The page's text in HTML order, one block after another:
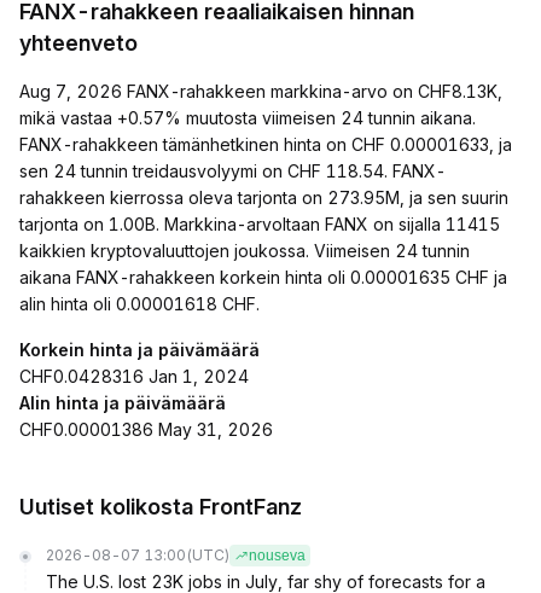
FANX-rahakkeen reaaliaikaisen hinnan
yhteenveto
Aug 7, 2026 FANX-rahakkeen markkina-arvo on CHF8.13K,
mikä vastaa +0.57% muutosta viimeisen 24 tunnin aikana.
FANX-rahakkeen tämänhetkinen hinta on CHF 0.00001633, ja
sen 24 tunnin treidausvolyymi on CHF 118.54. FANX-
rahakkeen kierrossa oleva tarjonta on 273.95M, ja sen suurin
tarjonta on 1.00B. Markkina-arvoltaan FANX on sijalla 11415
kaikkien kryptovaluuttojen joukossa. Viimeisen 24 tunnin
aikana FANX-rahakkeen korkein hinta oli 0.00001635 CHF ja
alin hinta oli 0.00001618 CHF.
Korkein hinta ja päivämäärä
CHF0.0428316 Jan 1, 2024
Alin hinta ja päivämäärä
CHF0.00001386 May 31, 2026
Uutiset kolikosta FrontFanz
2026-08-07 13:00 (UTC) nouseva
The U.S. lost 23K jobs in July, far shy of forecasts for a